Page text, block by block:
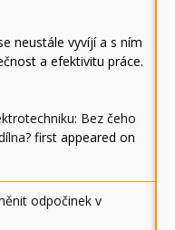
neustále vyvíjí a s ním
a efektivitu práce.
Bez čeho
first appeared on
odpočinek v